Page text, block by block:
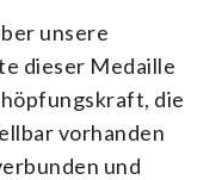
unsere
dieser Medaille
die
vorhanden
und